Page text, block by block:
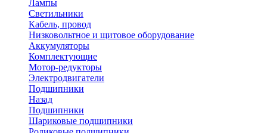
Лампы
Светильники
Кабель, провод
Низковольтное и щитовое оборудование
Аккумуляторы
Комплектующие
Мотор-редукторы
Электродвигатели
Подшипники
Назад
Подшипники
Шариковые подшипники